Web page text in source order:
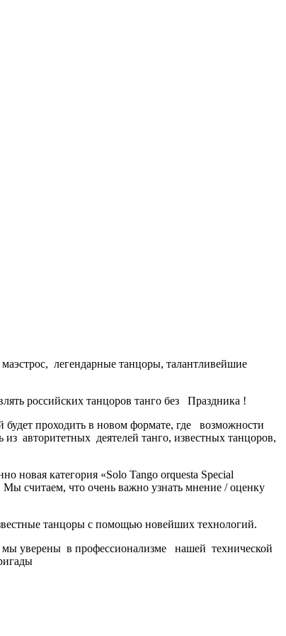
легендарные танцоры, талантливейшие
российских танцоров танго без Праздника !
проходить в новом формате, где возможности
авторитетных деятелей танго, известных танцоров,
новая категория «Solo Tango orquesta Special
считаем, что очень важно узнать мнение / оценку
танцоры с помощью новейших технологий.
мы уверены в профессионализме нашей технической